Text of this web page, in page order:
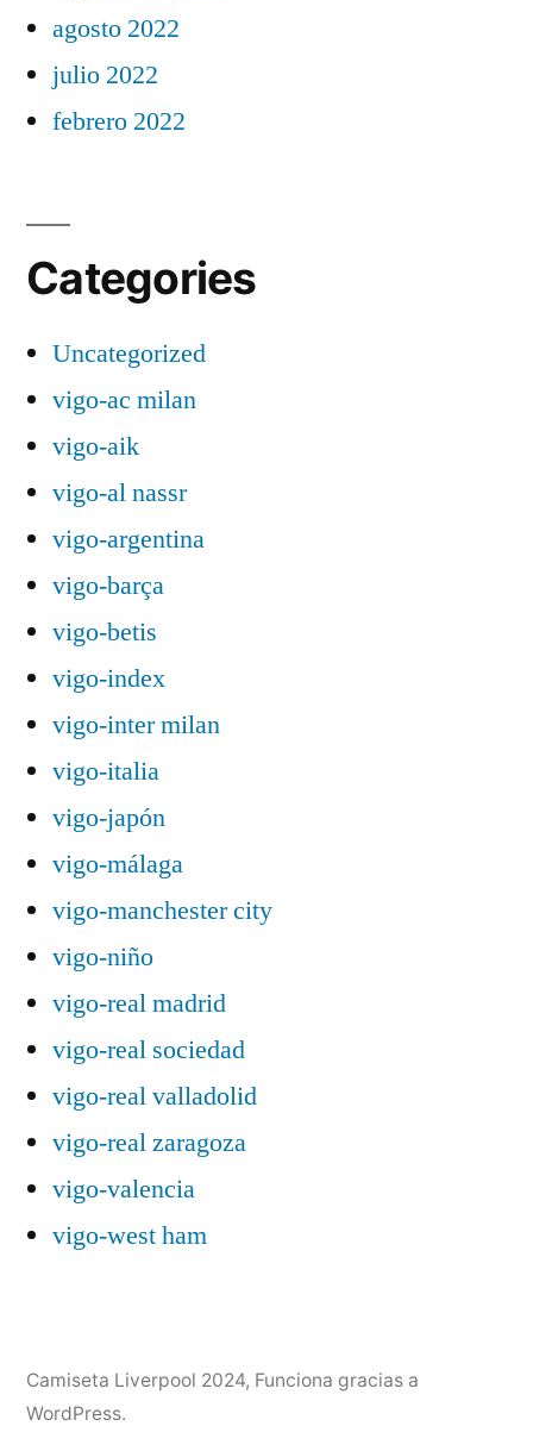
agosto 2022
julio 2022
febrero 2022
Categories
Uncategorized
vigo-ac milan
vigo-aik
vigo-al nassr
vigo-argentina
vigo-barça
vigo-betis
vigo-index
vigo-inter milan
vigo-italia
vigo-japón
vigo-málaga
vigo-manchester city
vigo-niño
vigo-real madrid
vigo-real sociedad
vigo-real valladolid
vigo-real zaragoza
vigo-valencia
vigo-west ham
Camiseta Liverpool 2024, Funciona gracias a
WordPress.